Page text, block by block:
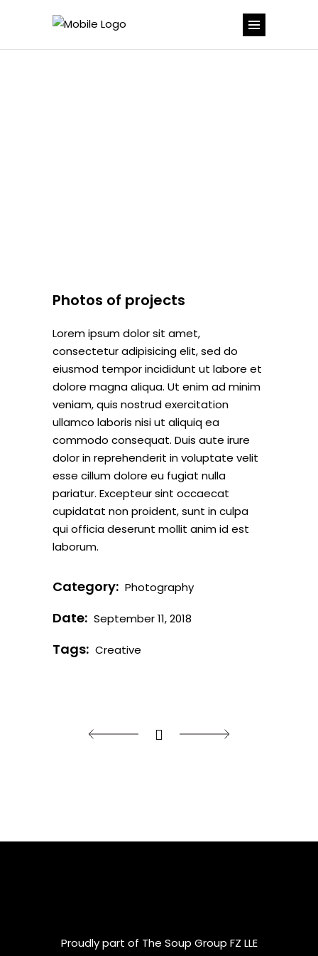
Photos of projects
Lorem ipsum dolor sit amet,
consectetur adipisicing elit, sed do
eiusmod tempor incididunt ut labore et
dolore magna aliqua. Ut enim ad minim
veniam, quis nostrud exercitation
ullamco laboris nisi ut aliquiq ea
commodo consequat. Duis aute irure
dolor in reprehenderit in voluptate velit
esse cillum dolore eu fugiat nulla
pariatur. Excepteur sint occaecat
cupidatat non proident, sunt in culpa
qui officia deserunt mollit anim id est
laborum.
Category: Photography
Date: September 11, 2018
Tags: Creative
Proudly part of The Soup Group FZ LLE